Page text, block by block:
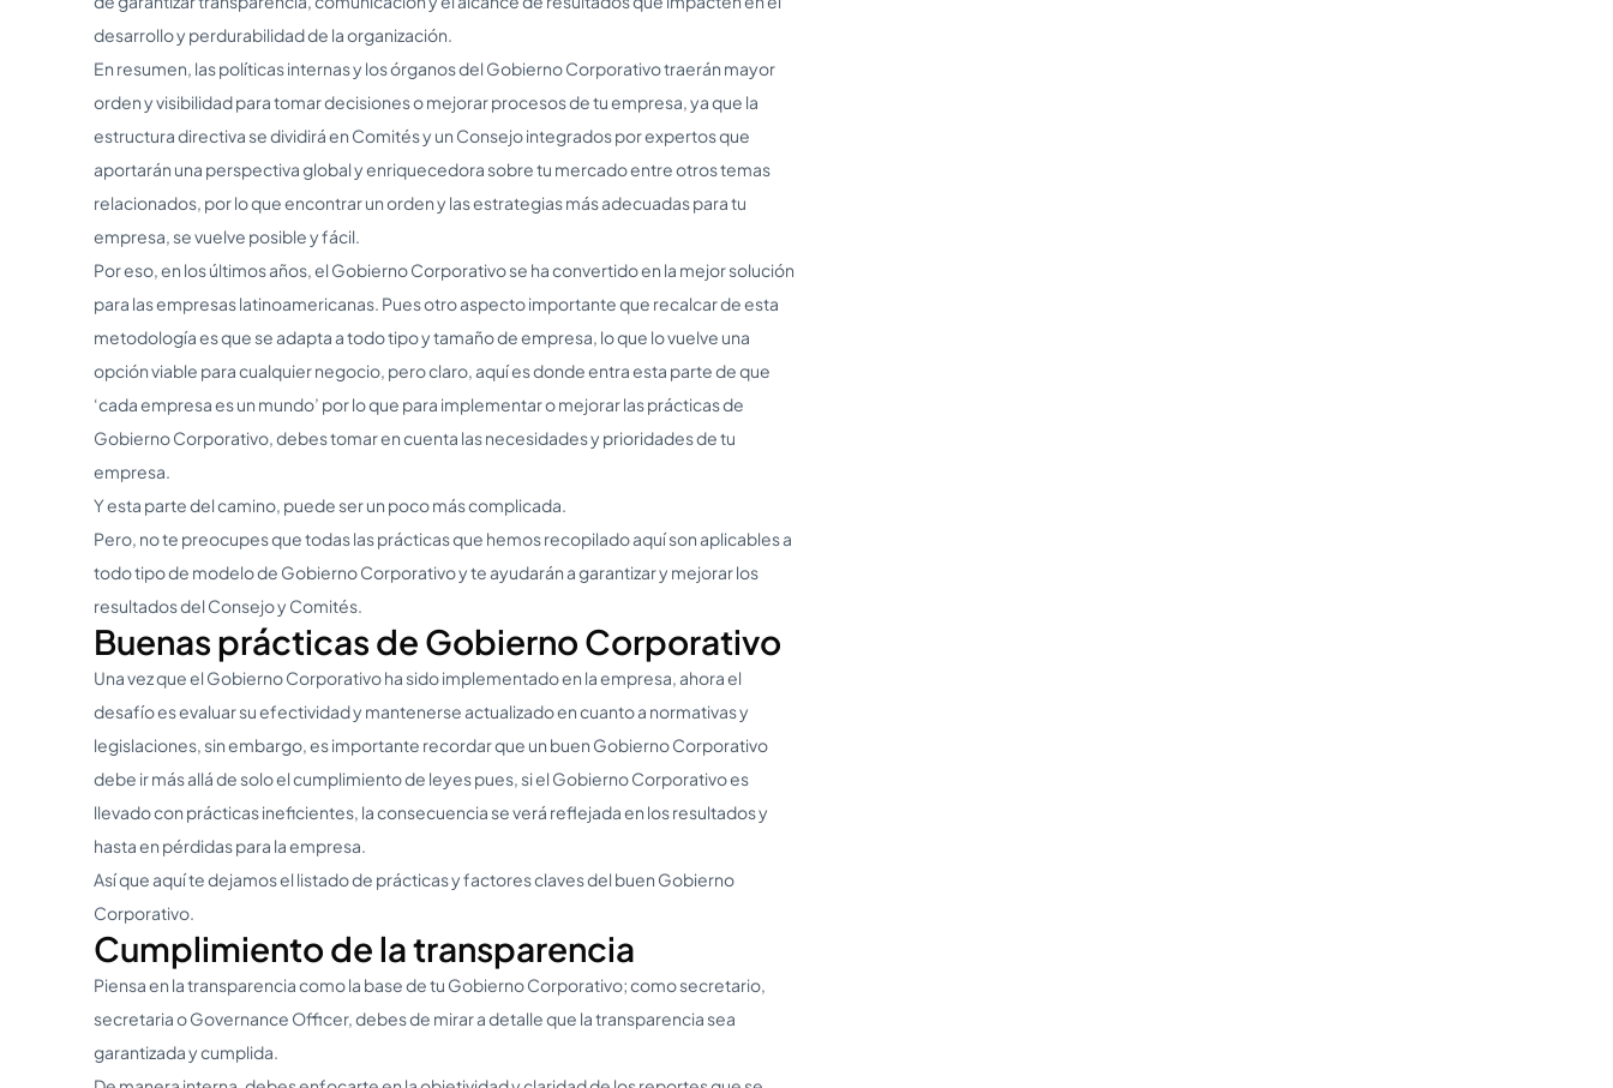
desarrollo y perdurabilidad de la organización.
En resumen, las políticas internas y los órganos del Gobierno Corporativo traerán mayor
orden y visibilidad para tomar decisiones o mejorar procesos de tu empresa, ya que la
estructura directiva se dividirá en Comités y un Consejo integrados por expertos que
aportarán una perspectiva global y enriquecedora sobre tu mercado entre otros temas
relacionados, por lo que encontrar un orden y las estrategias más adecuadas para tu
empresa, se vuelve posible y fácil.
Por eso, en los últimos años, el Gobierno Corporativo se ha convertido en la mejor solución
para las empresas latinoamericanas. Pues otro aspecto importante que recalcar de esta
metodología es que se adapta a todo tipo y tamaño de empresa, lo que lo vuelve una
opción viable para cualquier negocio, pero claro, aquí es donde entra esta parte de que
‘cada empresa es un mundo’ por lo que para implementar o mejorar las prácticas de
Gobierno Corporativo, debes tomar en cuenta las necesidades y prioridades de tu
empresa.
Y esta parte del camino, puede ser un poco más complicada.
Pero, no te preocupes que todas las prácticas que hemos recopilado aquí son aplicables a
todo tipo de modelo de Gobierno Corporativo y te ayudarán a garantizar y mejorar los
resultados del Consejo y Comités.
Buenas prácticas de Gobierno Corporativo
Una vez que el Gobierno Corporativo ha sido implementado en la empresa, ahora el
desafío es evaluar su efectividad y mantenerse actualizado en cuanto a normativas y
legislaciones, sin embargo, es importante recordar que un buen Gobierno Corporativo
debe ir más allá de solo el cumplimiento de leyes pues, si el Gobierno Corporativo es
llevado con prácticas ineficientes, la consecuencia se verá reflejada en los resultados y
hasta en pérdidas para la empresa.
Así que aquí te dejamos el listado de prácticas y factores claves del buen Gobierno
Corporativo.
Cumplimiento de la transparencia
Piensa en la transparencia como la base de tu Gobierno Corporativo; como secretario,
secretaria o Governance Officer, debes de mirar a detalle que la transparencia sea
garantizada y cumplida.